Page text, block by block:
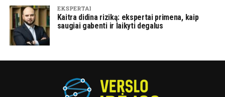
EKSPERTAI
Kaitra didina riziką: ekspertai primena, kaip
saugiai gabenti ir laikyti degalus